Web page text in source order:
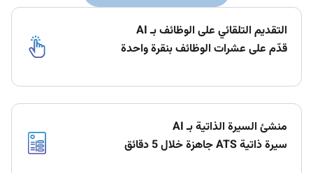
التقديم التلقائي على الوظائف بـ AI
قدّم على عشرات الوظائف بنقرة واحدة
منشئ السيرة الذاتية بـ AI
سيرة ذاتية ATS جاهزة خلال 5 دقائق